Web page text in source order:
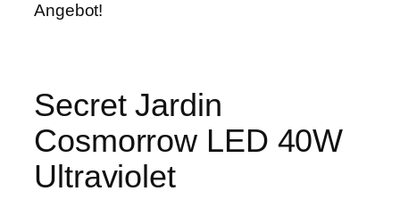
Angebot!
Secret Jardin
Cosmorrow LED 40W
Ultraviolet